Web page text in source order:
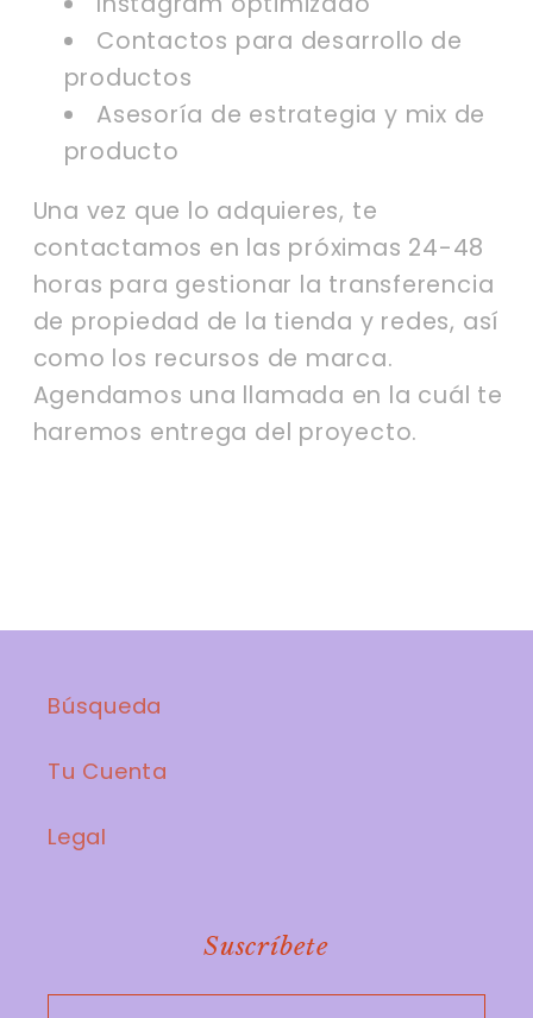
Contactos para desarrollo de
productos
Asesoría de estrategia y mix de
producto
Una vez que lo adquieres, te
contactamos en las próximas 24-48
horas para gestionar la transferencia
de propiedad de la tienda y redes, así
como los recursos de marca.
Agendamos una llamada en la cuál te
haremos entrega del proyecto.
Búsqueda
Tu Cuenta
Legal
Suscríbete